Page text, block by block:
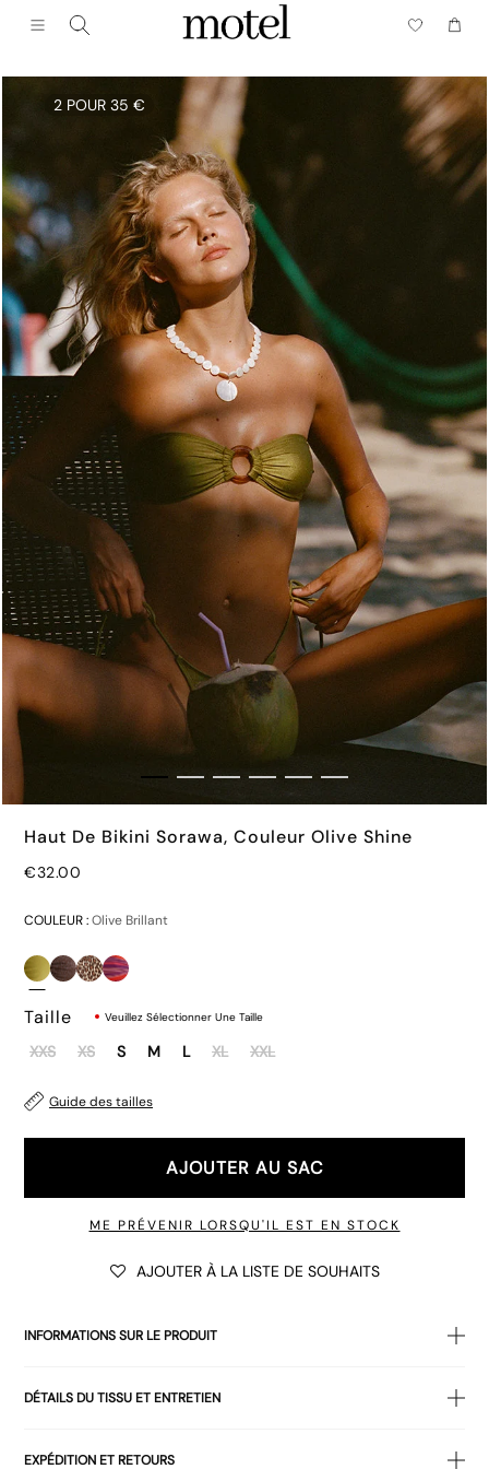
Menu
Fermer (esc) Chariot
2 POUR 35 €
Haut De Bikini Sorawa, Couleur Olive Shine
€32.00
COULEUR :Olive Brillant
Taille Veuillez Sélectionner Une Taille
XXS XS S M L XL XXL
Guide des tailles
AJOUTER AU SAC
ME PRÉVENIR LORSQU'IL EST EN STOCK
AJOUTER À LA LISTE DE SOUHAITS
INFORMATIONS SUR LE PRODUIT
• Moulant moulant
• Perles rondes imitation écaille de tortue
DÉTAILS DU TISSU ET ENTRETIEN
EXPÉDITION ET RETOURS
€32.00
€32.00